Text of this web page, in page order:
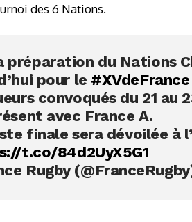
des 6 Nations.
du Nations
pour le #XVdeFrance
convoqués du 21 au
avec France A.
finale sera dévoilée à
t.co/84d2UyX5G1
Rugby